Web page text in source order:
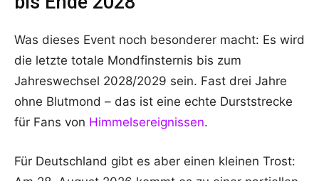
Was dieses Event noch besonderer macht: Es wird
die letzte totale Mondfinsternis bis zum
Jahreswechsel 2028/2029 sein. Fast drei Jahre
ohne Blutmond – das ist eine echte Durststrecke
für Fans von Himmelsereignissen.
Für Deutschland gibt es aber einen kleinen Trost: